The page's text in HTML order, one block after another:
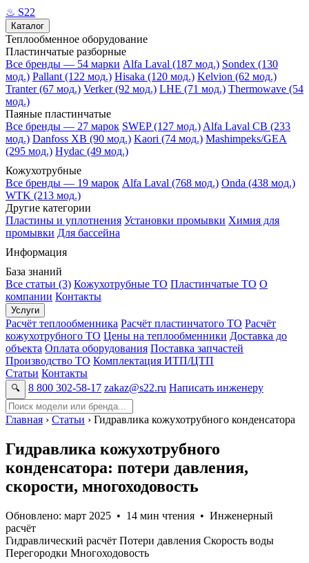
♨ S22
Каталог
Теплообменное оборудование
Пластинчатые разборные
Все бренды — 54 марки Alfa Laval (187 мод.) Sondex (130
мод.) Pallant (122 мод.) Hisaka (120 мод.) Kelvion (62 мод.)
Tranter (67 мод.) Verker (92 мод.) LHE (71 мод.) Thermowave (54
мод.)
Паяные пластинчатые
Все бренды — 27 марок SWEP (127 мод.) Alfa Laval CB (233
мод.) Danfoss XB (90 мод.) Kaori (74 мод.) Mashimpeks/GEA
(295 мод.) Hydac (49 мод.)
Кожухотрубные
Все бренды — 19 марок Alfa Laval (768 мод.) Onda (438 мод.)
WTK (213 мод.)
Другие категории
Пластины и уплотнения Установки промывки Химия для
промывки Для бассейна
Информация
База знаний
Все статьи (3) Кожухотрубные ТО Пластинчатые ТО О
компании Контакты
Услуги
Расчёт теплообменника Расчёт пластинчатого ТО Расчёт
кожухотрубного ТО Цены на теплообменники Доставка до
объекта Оплата оборудования Поставка запчастей
Производство ТО Комплектация ИТП/ЦТП
Статьи Контакты
🔍 8 800 302-58-17 zakaz@s22.ru Написать инженеру
Главная › Статьи › Гидравлика кожухотрубного конденсатора
Гидравлика кожухотрубного
конденсатора: потери давления,
скорости, многоходовость
Обновлено: март 2025 • 14 мин чтения • Инженерный
расчёт
Гидравлический расчёт Потери давления Скорость воды
Перегородки Многоходовость